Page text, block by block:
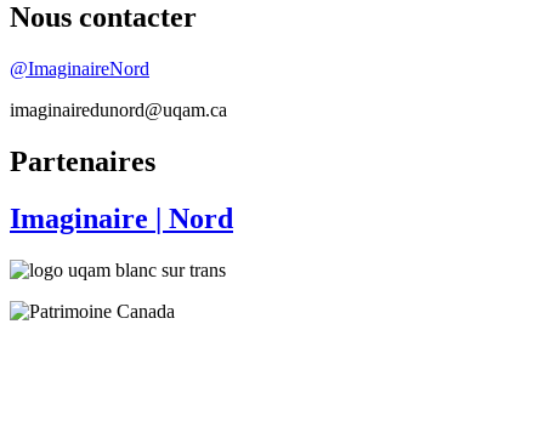
Nous contacter
@ImaginaireNord
imaginairedunord@uqam.ca
Partenaires
Imaginaire | Nord